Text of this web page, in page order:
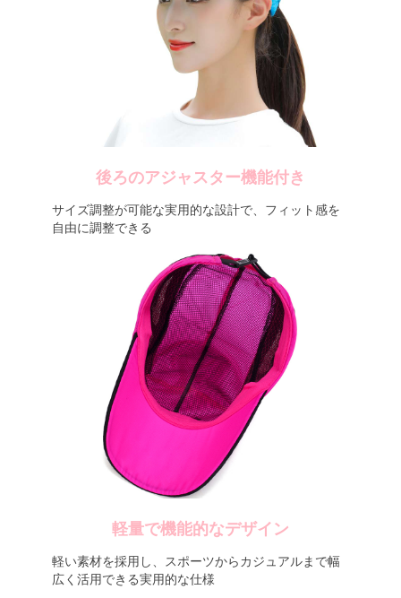
後ろのアジャスター機能付き
サイズ調整が可能な実用的な設計で、フィット感を
自由に調整できる
軽量で機能的なデザイン
軽い素材を採用し、スポーツからカジュアルまで幅
広く活用できる実用的な仕様